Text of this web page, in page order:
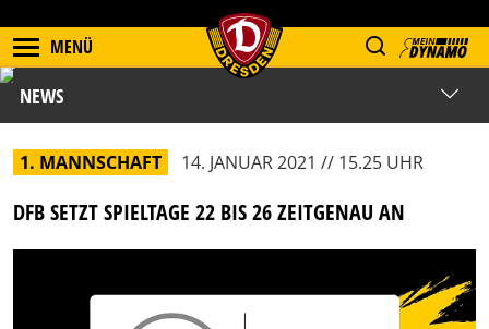
MENÜ
NEWS
1. MANNSCHAFT 14. JANUAR 2021 // 15.25 UHR
DFB SETZT SPIELTAGE 22 BIS 26 ZEITGENAU AN